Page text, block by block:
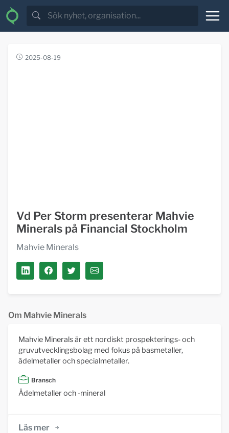
2025-08-19
Vd Per Storm presenterar Mahvie
Minerals på Financial Stockholm
Mahvie Minerals
Om Mahvie Minerals
Mahvie Minerals är ett nordiskt prospekterings- och
gruvutvecklingsbolag med fokus på basmetaller,
ädelmetaller och specialmetaller.
Bransch
Ädelmetaller och -mineral
Läs mer